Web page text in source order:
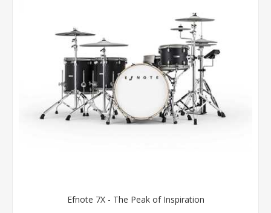
Efnote 7X - The Peak of Inspiration